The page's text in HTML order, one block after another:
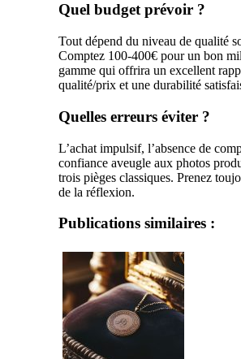
Quel budget prévoir ?
Tout dépend du niveau de qualité
Comptez 100-400€ pour un bon
gamme qui offrira un excellent
qualité/prix et une durabilité
Quelles erreurs éviter ?
L’achat impulsif, l’absence de
confiance aveugle aux photos
trois pièges classiques. Prenez
de la réflexion.
Publications similaires :